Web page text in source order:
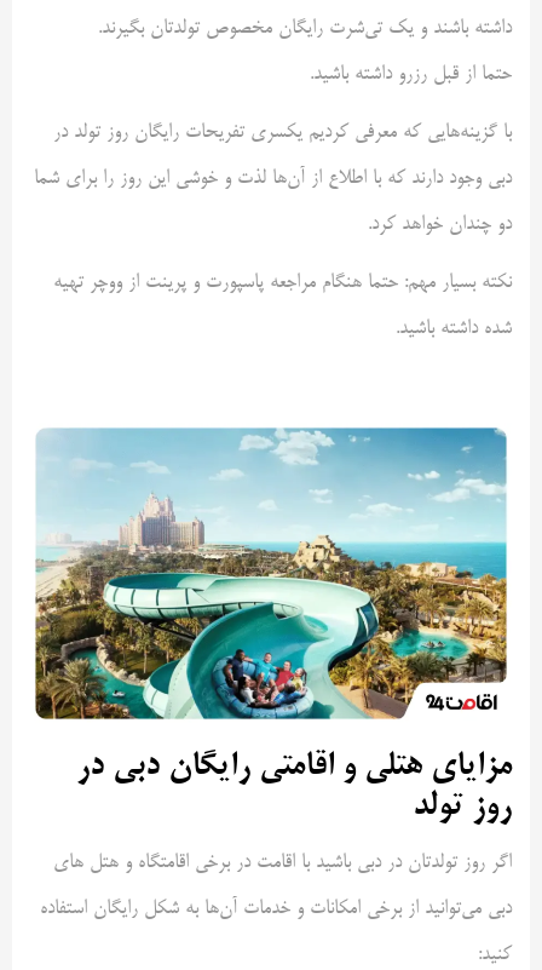
داشته باشند و یک تی‌شرت رایگان مخصوص تولدتان بگیرند.
حتما از قبل رزرو داشته باشید.
با گزینه‌هایی که معرفی کردیم یکسری تفریحات رایگان روز تولد در
دبی وجود دارند که با اطلاع از آن‌ها لذت و خوشی این روز را برای شما
دو چندان خواهد کرد.
نکته بسیار مهم: حتما هنگام مراجعه پاسپورت و پرینت از ووچر تهیه
شده داشته باشید.
مزایای هتلی و اقامتی رایگان دبی در
روز تولد
اگر روز تولدتان در دبی باشید با اقامت در برخی اقامتگاه و هتل های
دبی می‌توانید از برخی امکانات و خدمات آن‌ها به شکل رایگان استفاده
کنید: